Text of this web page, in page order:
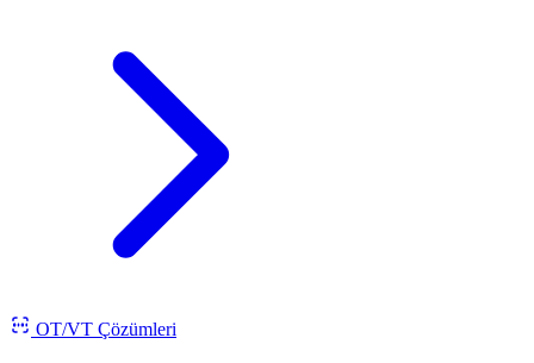
OT/VT Çözümleri